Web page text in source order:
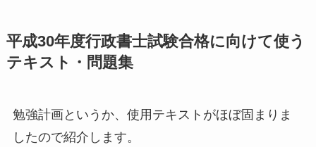
平成30年度行政書士試験合格に向けて使う
テキスト・問題集
勉強計画というか、使用テキストがほぼ固まりま
したので紹介します。